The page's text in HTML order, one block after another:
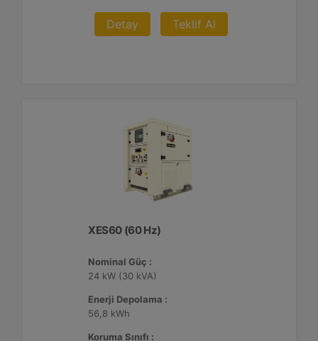
Detay Teklif Al
XES60 (60 Hz)
Nominal Güç :
24 kW (30 kVA)
Enerji Depolama :
56,8 kWh
Koruma Sınıfı :